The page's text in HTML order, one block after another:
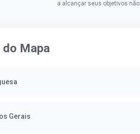
a alcançar seus objetivos não
Mapa
Gerais